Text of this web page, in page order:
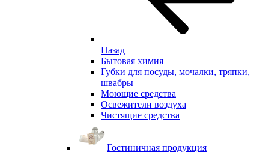
Назад
Бытовая химия
Губки для посуды, мочалки, тряпки,
швабры
Моющие средства
Освежители воздуха
Чистящие средства
Гостиничная продукция